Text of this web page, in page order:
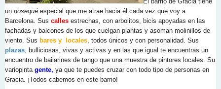
un nosequé especial que me atrae hacia él cada vez que voy a
Barcelona. Sus calles estrechas, con arbolitos, bicis apoyadas en las
fachadas y balcones de los que cuelgan plantas y asoman molinillos de
viento. Sus bares y locales, todos únicos y con personalidad. Sus
plazas, bulliciosas, vivas y activas y en las que igual te encuentras un
encuentro de bailarines de tango que una muestra de pintores locales. Su
variopinta gente, ya que te puedes cruzar con todo tipo de personas en
Gracia. ¡Todos cabemos en este barrio!